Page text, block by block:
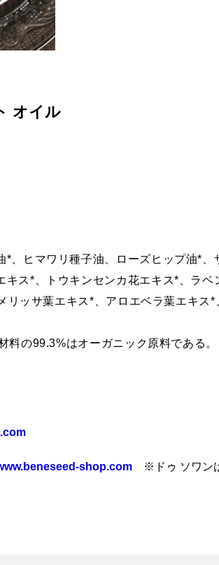
オイル
、ヒマワリ種子油、ローズヒップ油*
ス*、トウキンセンカ花エキス*、ラ
リッサ葉エキス*、アロエベラ葉エキス
の99.3%はオーガニック原料である。
shop.com※ドゥ ソワンは